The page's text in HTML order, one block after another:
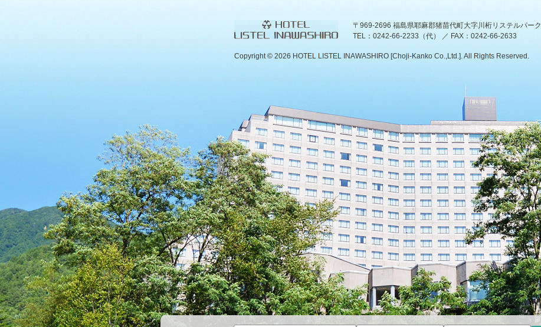
〒969-2696 福島県耶麻郡猪苗代町大字川桁リステルパーク
TEL：0242-66-2233（代） ／ FAX：0242-66-2633
Copyright © 2026 HOTEL LISTEL INAWASHIRO [Choji-Kanko Co.,Ltd.]. All Rights Reserved.